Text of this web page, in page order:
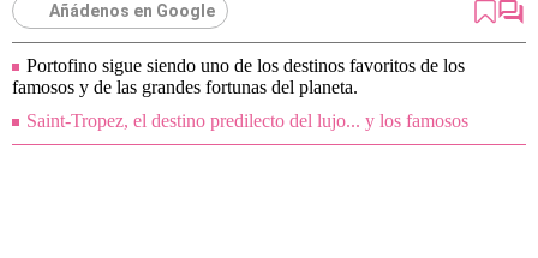
Añádenos en Google
Portofino sigue siendo uno de los destinos favoritos de los
famosos y de las grandes fortunas del planeta.
Saint-Tropez, el destino predilecto del lujo... y los famosos